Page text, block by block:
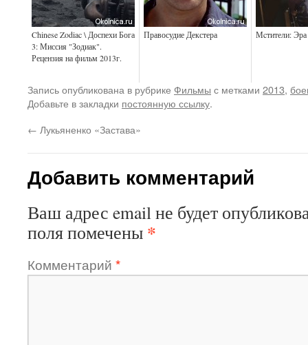
Chinese Zodiac \ Доспехи Бога
3: Миссия "Зодиак".
Рецензия на фильм 2013г.
Правосудие Декстера Мcтители:
Запись опубликована в рубрике Фильмы с метками 2013,
Добавьте в закладки постоянную ссылку.
← Лукьяненко «Застава»
Добавить комментарий
Ваш адрес email не будет
поля помечены *
Комментарий *